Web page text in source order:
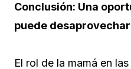
Conclusión: Una
puede desaprovechar
El rol de la mamá en